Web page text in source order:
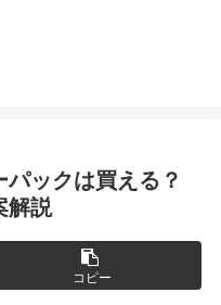
ックは買える？
解説
コピー